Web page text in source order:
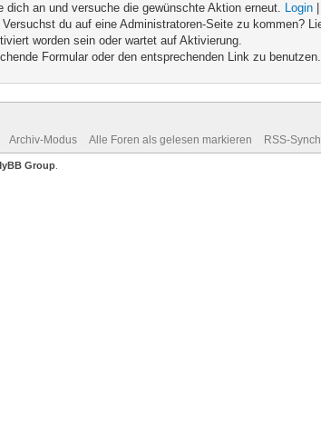
an und versuche die gewünschte Aktion erneut. Login
du auf eine Administratoren-Seite zu kommen?
worden sein oder wartet auf Aktivierung.
Formular oder den entsprechenden Link zu benutzen.
Archiv-Modus Alle Foren als gelesen markieren RSS-
Group.